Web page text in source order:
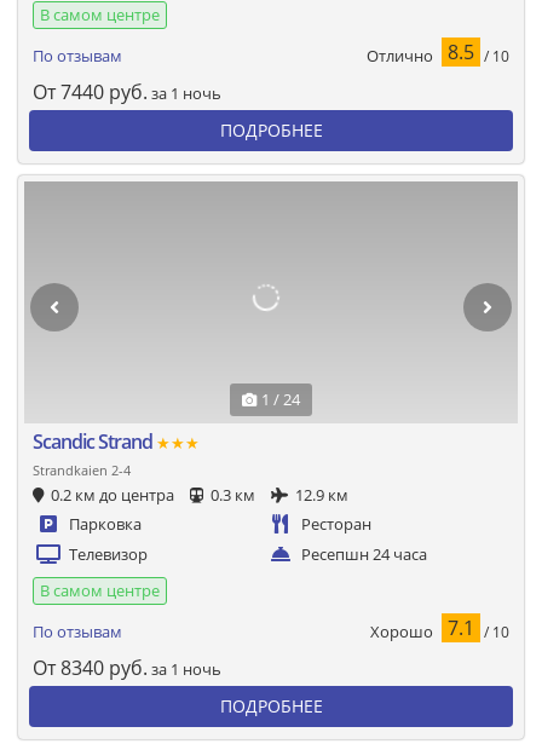
В самом центре
По отзывам
Отлично 8.5 / 10
От7440 руб. за 1 ночь
ПОДРОБНЕЕ
1 / 24
Scandic Strand ★★★
Strandkaien 2-4
0.2 км до центра 0.3 км
12.9 км
Парковка
Ресторан
Телевизор
Ресепшн 24 часа
В самом центре
По отзывам
Хорошо 7.1 / 10
От8340 руб. за 1 ночь
ПОДРОБНЕЕ